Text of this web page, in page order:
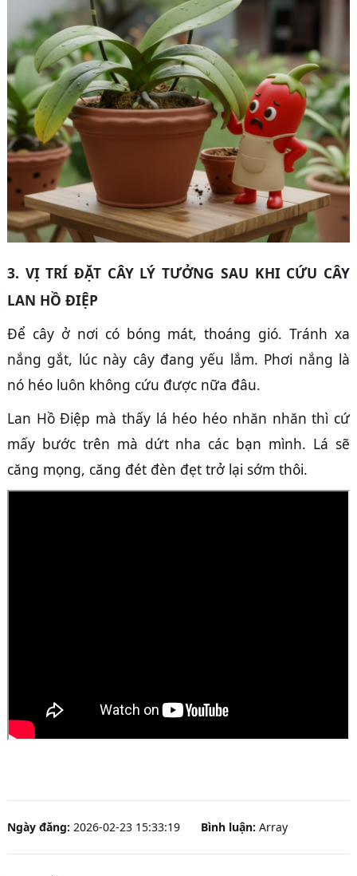
3. VỊ TRÍ ĐẶT CÂY LÝ TƯỞNG SAU KHI CỨU CÂY
LAN HỒ ĐIỆP
Để cây ở nơi có bóng mát, thoáng gió. Tránh xa
nắng gắt, lúc này cây đang yếu lắm. Phơi nắng là
nó héo luôn không cứu được nữa đâu.
Lan Hồ Điệp mà thấy lá héo héo nhăn nhăn thì cứ
mấy bước trên mà dứt nha các bạn mình. Lá sẽ
căng mọng, căng đét đèn đẹt trở lại sớm thôi.
Ngày đăng: 2026-02-23 15:33:19 Bình luận: Array